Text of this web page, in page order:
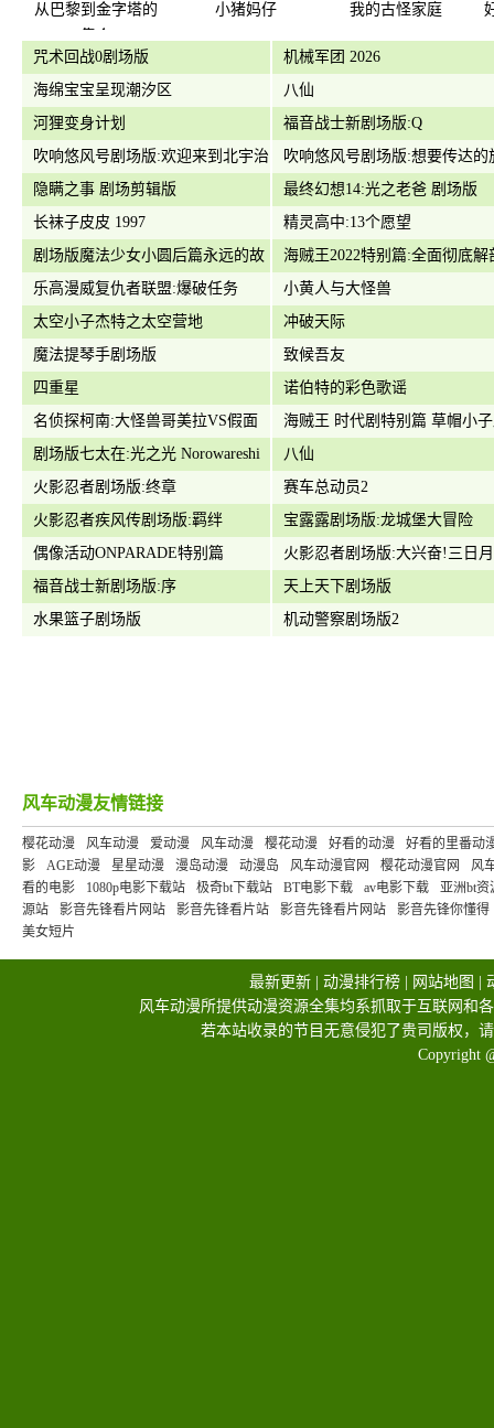
从巴黎到金字塔的
小猪妈仔 我的古怪家庭
咒术回战0剧场版
机械军团 2026
海绵宝宝呈现潮汐区
八仙
河狸变身计划
福音战士新剧场版:Q
吹响悠风号剧场版:欢迎来到北宇治
高中吹奏乐部
吹响悠风号剧场版:想要传达的
隐瞒之事 剧场剪辑版
最终幻想14:光之老爸 剧场版
长袜子皮皮 1997
精灵高中:13个愿望
剧场版魔法少女小圆后篇永远的故
事
海贼王2022特别篇:全面彻底解
光月御田传说
乐高漫威复仇者联盟:爆破任务
小黄人与大怪兽
太空小子杰特之太空营地
冲破天际
魔法提琴手剧场版
致候吾友
四重星
诺伯特的彩色歌谣
名侦探柯南:大怪兽哥美拉VS假面
超人
海贼王 时代剧特别篇 草帽小
飞的捕头传
剧场版七太在:光之光 Norowareshi
Mono-tachi
八仙
火影忍者剧场版:终章
赛车总动员2
火影忍者疾风传剧场版:羁绊
宝露露剧场版:龙城堡大冒险
偶像活动ONPARADE特别篇
火影忍者剧场版:大兴奋!三日
的动物骚动
福音战士新剧场版:序
天上天下剧场版
水果篮子剧场版
机动警察剧场版2
风车动漫友情链接
樱花动漫 风车动漫 爱动漫 风车动漫 樱花动漫 好看的动漫
好看的里番动
影
AGE动漫 星星动漫 漫岛动漫 动漫岛 风车动漫官网 樱花动漫官网
风
看的电影
1080p电影下载站 极奇bt下载站 BT电影下载 av电影下载
亚洲bt资
源站
影音先锋看片网站 影音先锋看片站 影音先锋看片网站
影音先锋你懂得
美女短片
最新更新 动漫排行榜 网站地图
风车动漫所提供动漫资源全集均系抓取于互联网和
若本站收录的节目无意侵犯了贵司版权，
Copyright